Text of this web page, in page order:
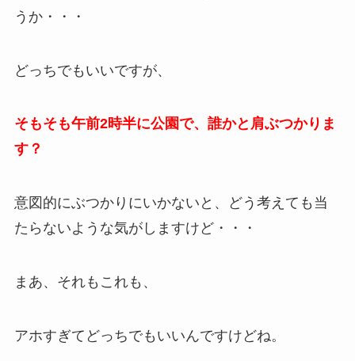
うか・・・
どっちでもいいですが、
そもそも午前2時半に公園で、誰かと肩ぶつかりま
す？
意図的にぶつかりにいかないと、どう考えても当
たらないような気がしますけど・・・
まあ、それもこれも、
アホすぎてどっちでもいいんですけどね。